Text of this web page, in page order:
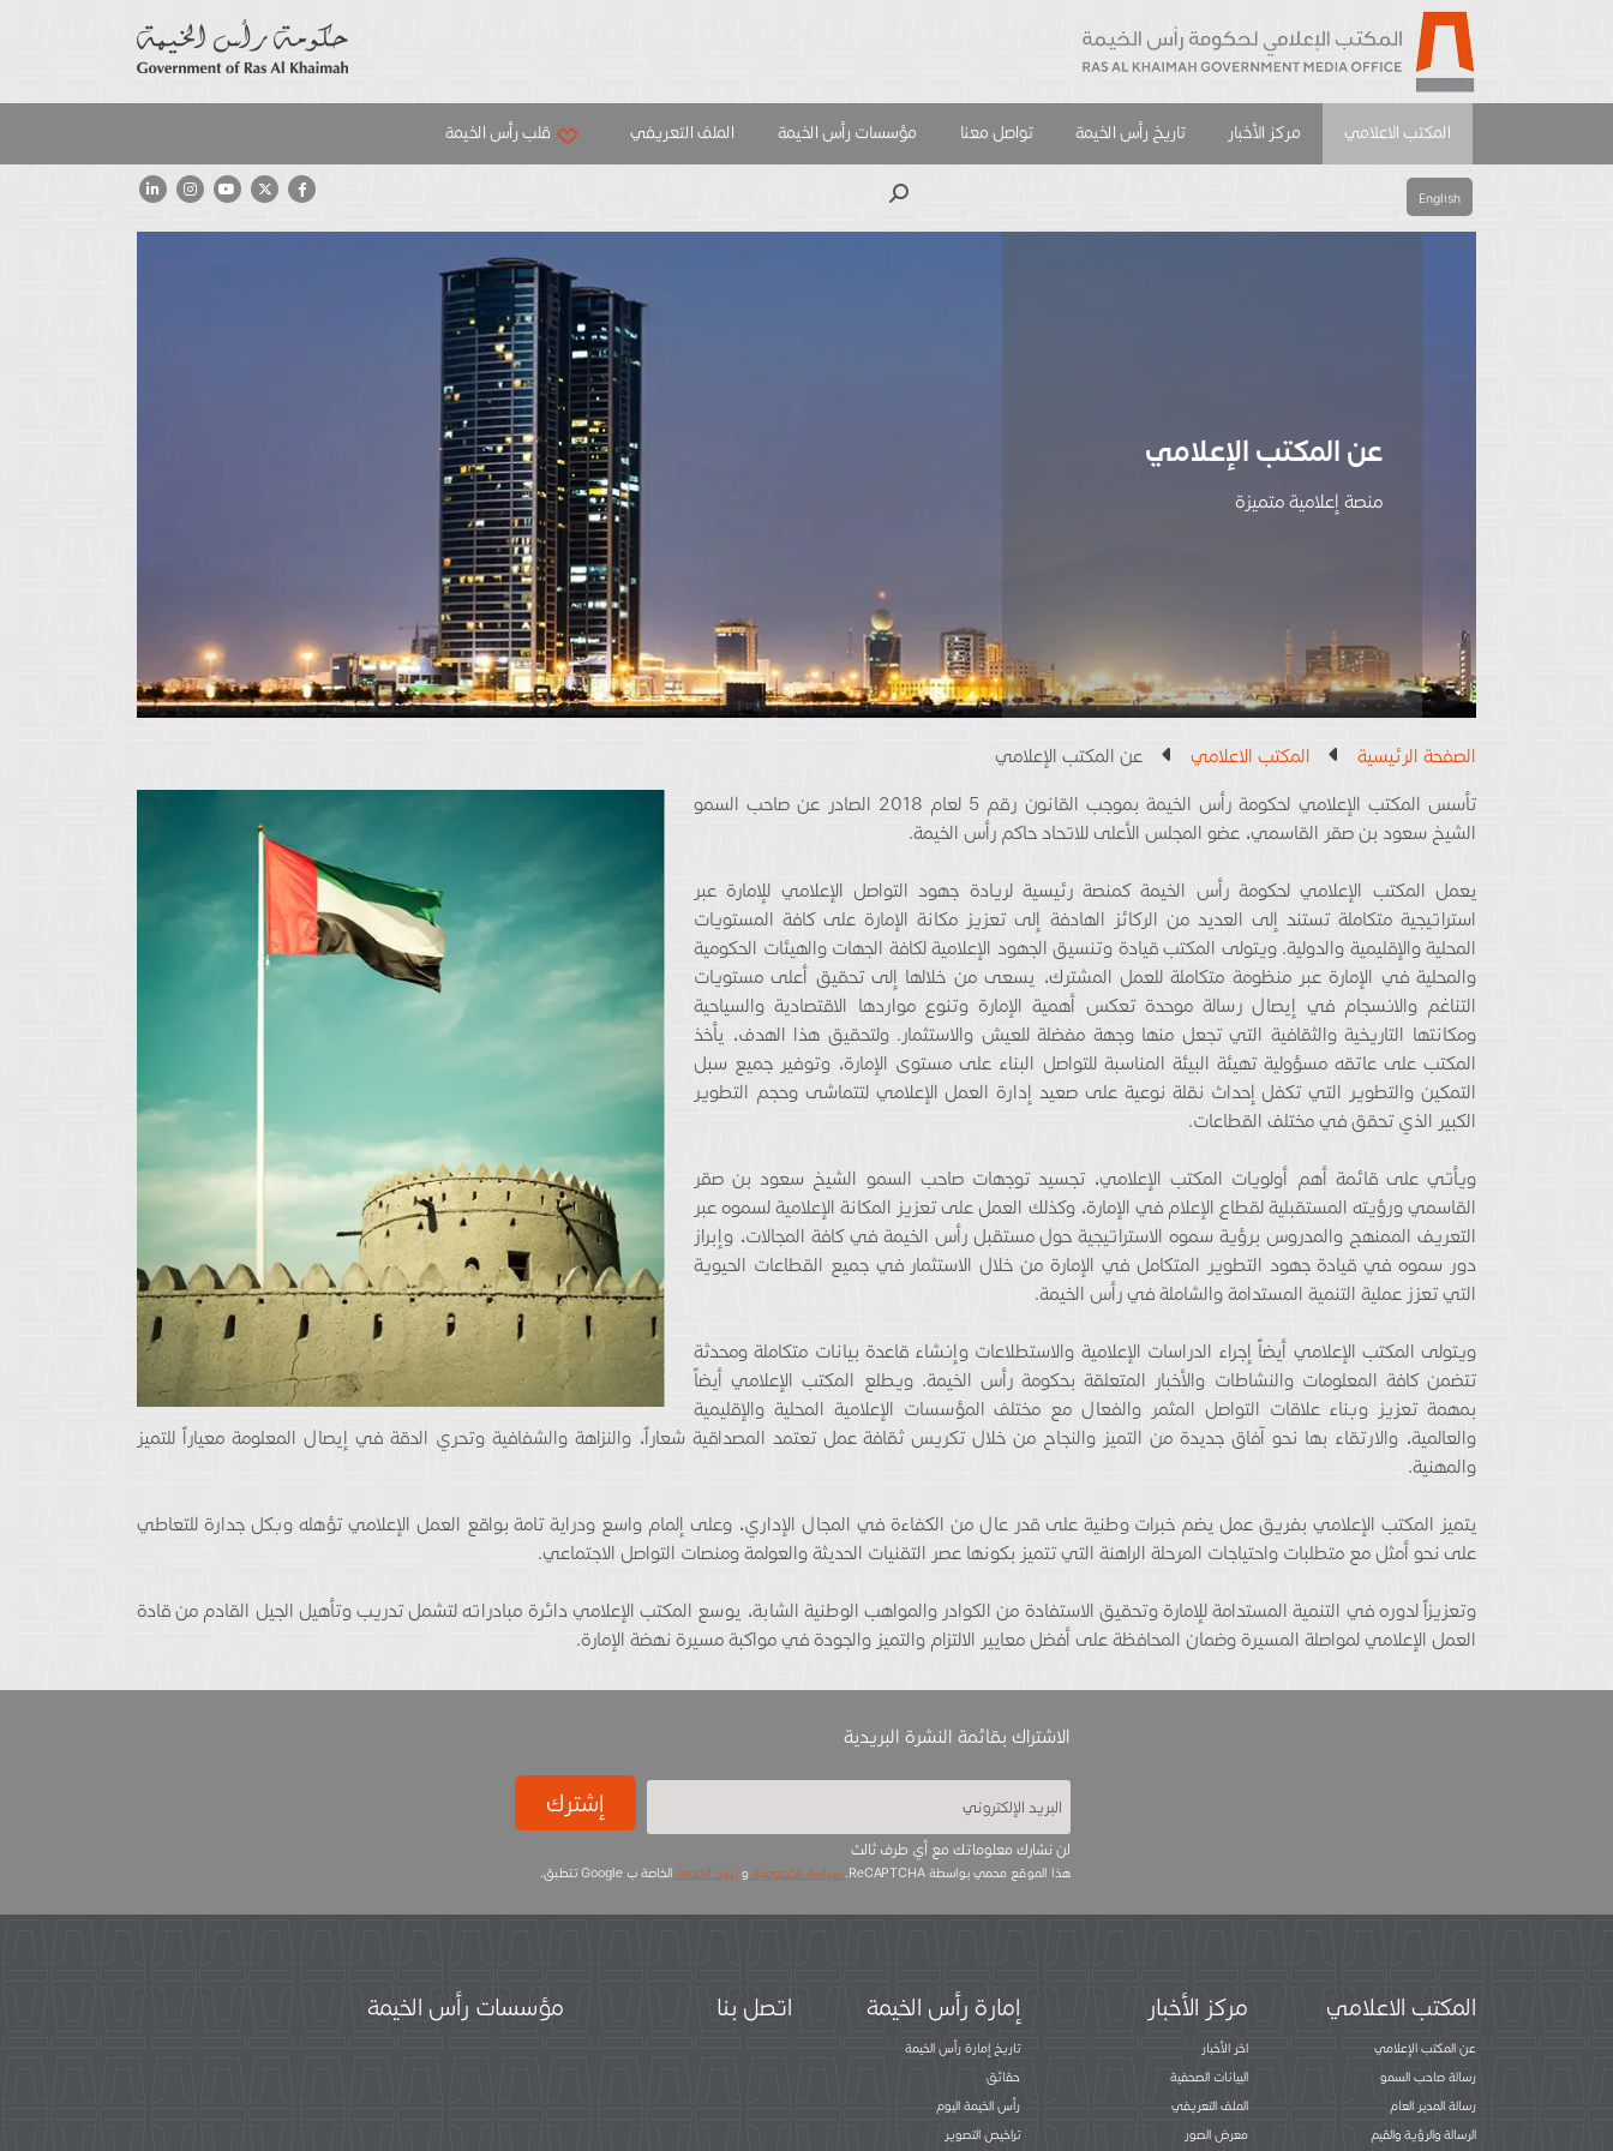
المكتب الاعلامي مركز الأخبار تاريخ رأس الخيمة تواصل معنا مؤسسات رأس الخيمة الملف التعريفي قلب رأس الخيمة
English
عن المكتب الإعلامي
منصة إعلامية متميزة
الصفحة الرئيسية المكتب الاعلامي
عن المكتب الإعلامي
تأسس المكتب الإعلامي لحكومة رأس الخيمة بموجب القانون رقم 5 لعام 2018 الصادر عن صاحب السمو
الشيخ سعود بن صقر القاسمي، عضو المجلس الأعلى للاتحاد حاكم رأس الخيمة.
يعمل المكتب الإعلامي لحكومة رأس الخيمة كمنصة رئيسية لريادة جهود التواصل الإعلامي للإمارة عبر
استراتيجية متكاملة تستند إلى العديد من الركائز الهادفة إلى تعزيز مكانة الإمارة على كافة المستويات
المحلية والإقليمية والدولية. ويتولى المكتب قيادة وتنسيق الجهود الإعلامية لكافة الجهات والهيئات الحكومية
والمحلية في الإمارة عبر منظومة متكاملة للعمل المشترك، يسعى من خلالها إلى تحقيق أعلى مستويات
التناغم والانسجام في إيصال رسالة موحدة تعكس أهمية الإمارة وتنوع مواردها الاقتصادية والسياحية
ومكانتها التاريخية والثقافية التي تجعل منها وجهة مفضلة للعيش والاستثمار. ولتحقيق هذا الهدف، يأخذ
المكتب على عاتقه مسؤولية تهيئة البيئة المناسبة للتواصل البناء على مستوى الإمارة، وتوفير جميع سبل
التمكين والتطوير التي تكفل إحداث نقلة نوعية على صعيد إدارة العمل الإعلامي لتتماشى وحجم التطوير
الكبير الذي تحقق في مختلف القطاعات.
ويأتي على قائمة أهم أولويات المكتب الإعلامي، تجسيد توجهات صاحب السمو الشيخ سعود بن صقر
القاسمي ورؤيته المستقبلية لقطاع الإعلام في الإمارة، وكذلك العمل على تعزيز المكانة الإعلامية لسموه عبر
التعريف الممنهج والمدروس برؤية سموه الاستراتيجية حول مستقبل رأس الخيمة في كافة المجالات، وإبراز
دور سموه في قيادة جهود التطوير المتكامل في الإمارة من خلال الاستثمار في جميع القطاعات الحيوية
التي تعزز عملية التنمية المستدامة والشاملة في رأس الخيمة.
ويتولى المكتب الإعلامي أيضاً إجراء الدراسات الإعلامية والاستطلاعات وإنشاء قاعدة بيانات متكاملة ومحدثة
تتضمن كافة المعلومات والنشاطات والأخبار المتعلقة بحكومة رأس الخيمة. ويطلع المكتب الإعلامي أيضاً
بمهمة تعزيز وبناء علاقات التواصل المثمر والفعال مع مختلف المؤسسات الإعلامية المحلية والإقليمية
والعالمية، والارتقاء بها نحو آفاق جديدة من التميز والنجاح من خلال تكريس ثقافة عمل تعتمد المصداقية شعاراً، والنزاهة والشفافية وتحري الدقة في إيصال المعلومة معياراً للتميز
والمهنية.
يتميز المكتب الإعلامي بفريق عمل يضم خبرات وطنية على قدر عال من الكفاءة في المجال الإداري، وعلى إلمام واسع ودراية تامة بواقع العمل الإعلامي تؤهله وبكل جدارة للتعاطي
على نحو أمثل مع متطلبات واحتياجات المرحلة الراهنة التي تتميز بكونها عصر التقنيات الحديثة والعولمة ومنصات التواصل الاجتماعي.
وتعزيزاً لدوره في التنمية المستدامة للإمارة وتحقيق الاستفادة من الكوادر والمواهب الوطنية الشابة، يوسع المكتب الإعلامي دائرة مبادراته لتشمل تدريب وتأهيل الجيل القادم من قادة
العمل الإعلامي لمواصلة المسيرة وضمان المحافظة على أفضل معايير الالتزام والتميز والجودة في مواكبة مسيرة نهضة الإمارة.
الاشتراك بقائمة النشرة البريدية
لن نشارك معلوماتك مع أي طرف ثالث
إشترك
هذا الموقع محمي بواسطة ReCAPTCHA. سياسة الخصوصية وبنود الخدمة الخاصة ب Google تتطبق.
المكتب الاعلامي
عن المكتب الإعلامي
رسالة صاحب السمو
رسالة المدير العام
الرسالة والرؤية والقيم
مركز الأخبار
اخر الأخبار
البيانات الصحفية
الملف التعريفي
معرض الصور
إمارة رأس الخيمة
تاريخ إمارة رأس الخيمة
حقائق
رأس الخيمة اليوم
تراخيص التصوير
اتصل بنا مؤسسات رأس الخيمة